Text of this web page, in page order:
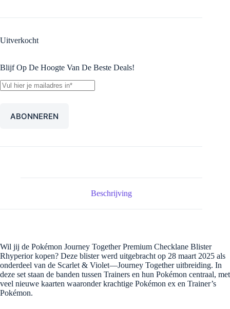
Uitverkocht
Blijf Op De Hoogte Van De Beste Deals!
Beschrijving
Wil jij de Pokémon Journey Together Premium Checklane Blister
Rhyperior kopen? Deze blister werd uitgebracht op 28 maart 2025 als
onderdeel van de Scarlet & Violet—Journey Together uitbreiding. In
deze set staan de banden tussen Trainers en hun Pokémon centraal, met
veel nieuwe kaarten waaronder krachtige Pokémon ex en Trainer’s
Pokémon.